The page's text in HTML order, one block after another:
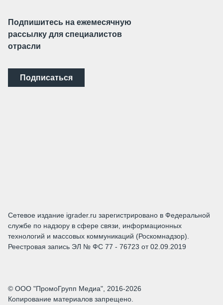
Подпишитесь на ежемесячную
рассылку для специалистов
отрасли
Подписаться
Сетевое издание igrader.ru зарегистрировано в Федеральной
службе по надзору в сфере связи, информационных
технологий и массовых коммуникаций (Роскомнадзор).
Реестровая запись ЭЛ № ФС 77 - 76723 от 02.09.2019
© ООО "ПромоГрупп Медиа", 2016-2026
Копирование материалов запрещено.